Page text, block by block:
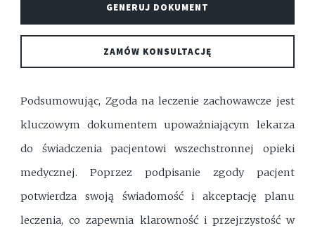
GENERUJ DOKUMENT
ZAMÓW KONSULTACJĘ
Podsumowując, Zgoda na leczenie zachowawcze jest
kluczowym dokumentem upoważniającym lekarza
do świadczenia pacjentowi wszechstronnej opieki
medycznej. Poprzez podpisanie zgody pacjent
potwierdza swoją świadomość i akceptację planu
leczenia, co zapewnia klarowność i przejrzystość w